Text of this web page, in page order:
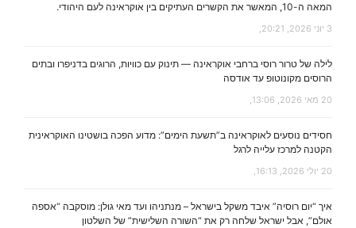
המאה ה-10, המאשר את הקשרים העתיקים בין אוקראינה לעם היהודי.
3 יוני 2026, 20:21,
לילה של טרור רוסי ברחבי אוקראינה — תינוק עם כוויות, הרוגים בדניפרו ובתים
הרוסים מקונוטופ עד אודסה
20 מאי 2026, 13:06,
חסידים נוסעים לאוקראינה ב”תשעת הימים”: מדוע הפכה בושטינו האוקראינית
הקטנה למרכז עלייה לרגל
20 יולי 2026, 16:13,
איך “יום רוסיה” איבד משקל בישראל – מנתניהו ועד מאי גולן: מוסקבה “אספה
אולם”, אבל ישראל שלחה רק את “השורה השלישית” של השלטון